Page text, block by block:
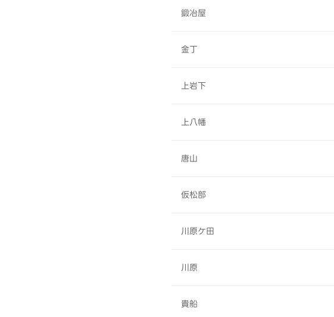
鍛冶屋
金丁
上岩下
上八幡
唐山
仮松部
川原ケ田
川原
貴船